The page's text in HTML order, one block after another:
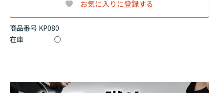
商品番号 KP080
在庫 ○
お気に入りに登録する